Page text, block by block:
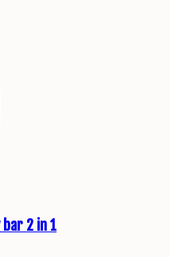
2 in 1